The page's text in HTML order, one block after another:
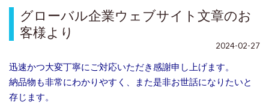
グローバル企業ウェブサイト文章のお
客様より
2024-02-27
迅速かつ大変丁寧にご対応いただき感謝申し上げます。
納品物も非常にわかりやすく、また是非お世話になりたいと
存じます。